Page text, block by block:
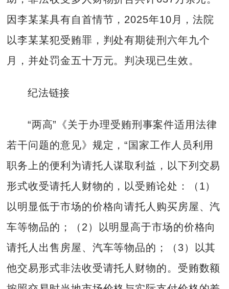
因李某某具有自首情节，2025年10月，法院
以李某某犯受贿罪，判处有期徒刑六年九个
月，并处罚金五十万元。判决现已生效。
纪法链接
“两高”《关于办理受贿刑事案件适用法律
若干问题的意见》规定，“国家工作人员利用
职务上的便利为请托人谋取利益，以下列交易
形式收受请托人财物的，以受贿论处：（1）
以明显低于市场的价格向请托人购买房屋、汽
车等物品的；（2）以明显高于市场的价格向
请托人出售房屋、汽车等物品的；（3）以其
他交易形式非法收受请托人财物的。受贿数额